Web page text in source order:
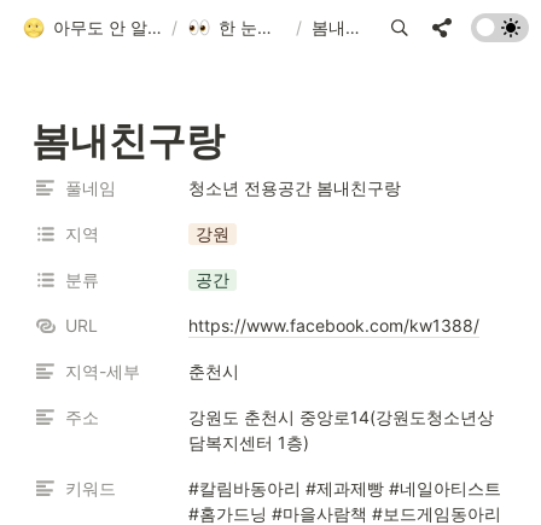
아무도 안 알려줘서 만든 청소년 네트워크 가이드 / 한 눈에 모아보기 / 봄내친구랑
봄내친구랑
풀네임 청소년 전용공간 봄내친구랑
지역 강원
분류 공간
URL https://www.facebook.com/kw1388/
지역-세부 춘천시
주소
강원도 춘천시 중앙로14(강원도청소년상
담복지센터 1층)
키워드
#칼림바동아리 #제과제빵 #네일아티스트
#홈가드닝 #마을사람책 #보드게임동아리